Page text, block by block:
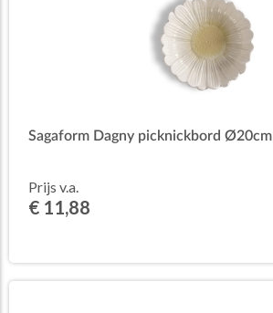
Sagaform Dagny picknickbord Ø20cm
Prijs v.a.
€ 11,88